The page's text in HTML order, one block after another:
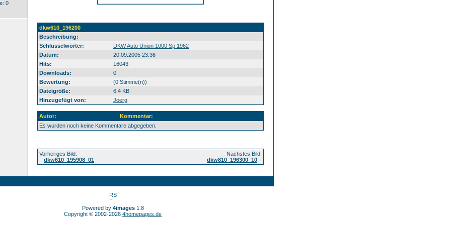
0
dkw610_196200
Beschreibung:
Schlüsselwörter:
DKW Auto Union 1000 Sp 1962
Datum:
20.09.2005 23:36
Hits:
16043
Downloads:
0
Bewertung:
(0 Stimme(n))
Dateigröße:
6.4 KB
Hinzugefügt von:
Joerg
Autor:
Kommentar:
Es wurden noch keine Kommentare abgegeben.
Vorheriges Bild:
dkw610_195908_01
Nächstes Bild:
dkw810_196300_10
Powered by 4images1.8
Copyright © 2002-2026 4homepages.de